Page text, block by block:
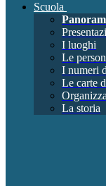
Scuola
I luoghi
Le
I numeri
Le carte
La storia